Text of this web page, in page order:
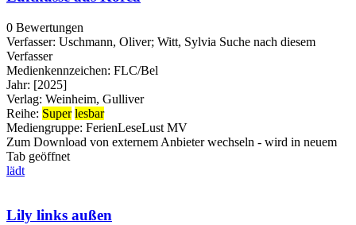
0 Bewertungen
Verfasser: Uschmann, Oliver; Witt, Sylvia Suche nach diesem
Verfasser
Medienkennzeichen: FLC/Bel
Jahr: [2025]
Verlag: Weinheim, Gulliver
Reihe: Super lesbar
Mediengruppe: FerienLeseLust MV
Zum Download von externem Anbieter wechseln - wird in neuem
Tab geöffnet
lädt
Lily links außen